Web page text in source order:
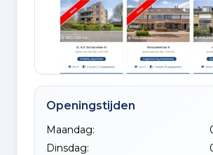
Openingstijden
Maandag:
Dinsdag: